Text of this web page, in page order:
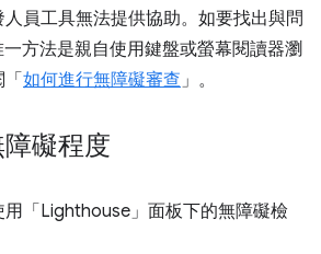
員工具無法提供協助。如要找出與問
方法是親自使用鍵盤或螢幕閱讀器瀏
如何進行無障礙審查」。
礙程度
「Lighthouse」 面板下的無障礙檢